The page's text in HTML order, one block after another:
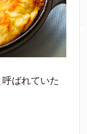
ばれていた